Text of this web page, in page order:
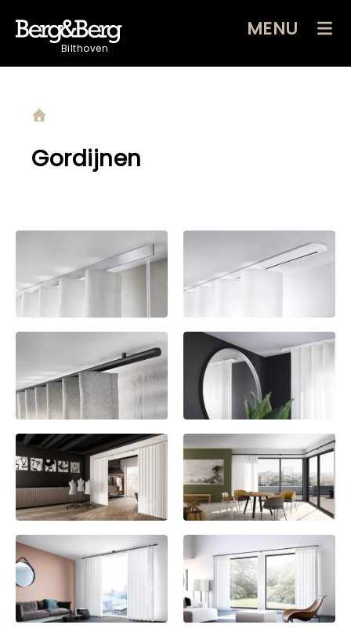
Bilthoven
MENU
Gordijnen